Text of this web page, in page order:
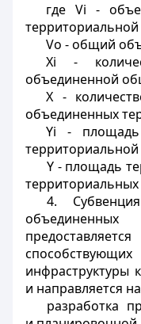
где Vi -
Vo - общий
Xi -
объединенной
X -
объединенных
Yi - площадь
Y - площадь
4.
инфраструктуры
и направляется
разработка